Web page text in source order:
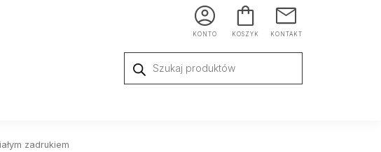
KONTO KOSZYK KONTAKT
produktów
zadrukiem